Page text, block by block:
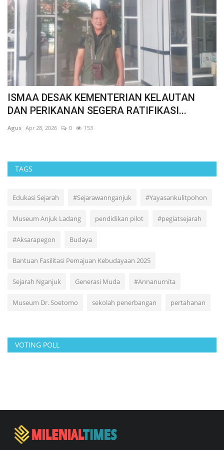
PERMAK JAWA BARAT DUKUNG DEDI
MULYADI-ERWAN PADA PILGUB...
Agus Nov 26, 2024 0 504
TAGS
Edukasi Sejarah #Sejarawannganjuk #Yayasankulitpohon
Museum Anjuk Ladang pendidikan pilot #pegiatsejarah
#Aksarapegon Budaya
Bantuan Fasilitasi Pemajuan Kebudayaan 2025
Sejarah Nganjuk Generasi Muda #Annanurnita
Museum Dr. Soetomo sekolah penerbangan pertahanan
VOTING POLL